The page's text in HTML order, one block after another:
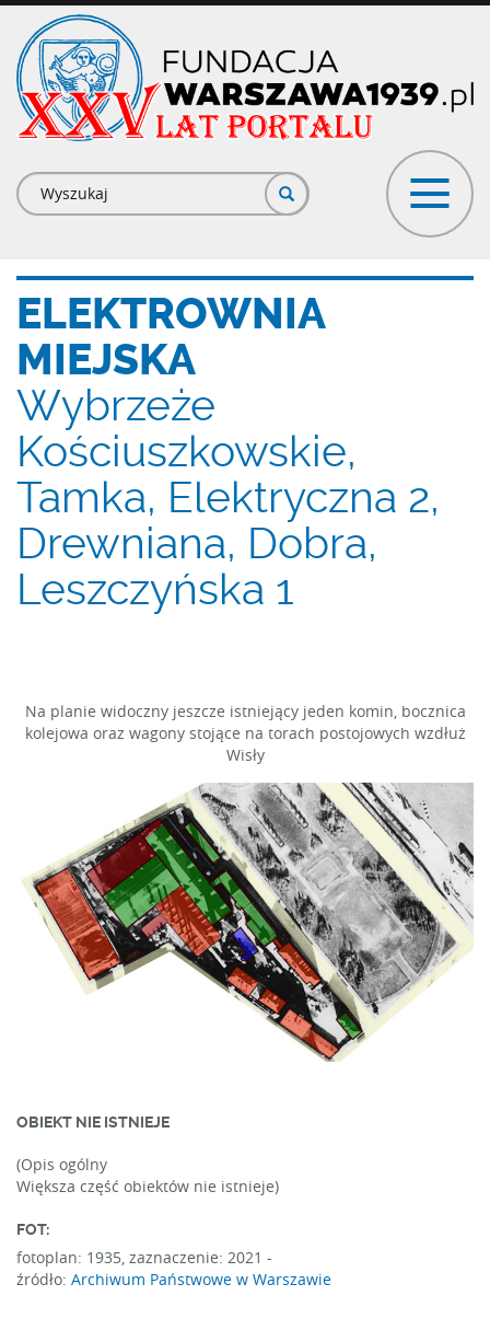
Przejdź
treści
Formularz
wyszukiwania
ELEKTROWNIA
MIEJSKA
Wybrzeże
Kościuszkowskie,
Tamka, Elektryczna 2,
Drewniana, Dobra,
Leszczyńska 1
Na planie widoczny jeszcze istniejący jeden komin, bocznica
kolejowa oraz wagony stojące na torach postojowych wzdłuż
Wisły
OBIEKT NIE ISTNIEJE
(Opis ogólny
Większa część obiektów nie istnieje)
FOT:
fotoplan: 1935, zaznaczenie: 2021 -
źródło: Archiwum Państwowe w Warszawie